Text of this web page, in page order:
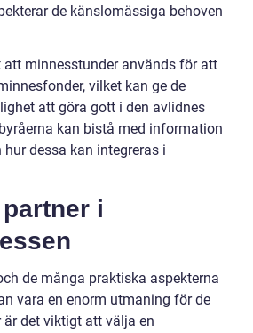
de känslomässiga behoven
att minnesstunder används för att
vilket kan ge de
att göra gott i den avlidnes
kan bistå med information
dessa kan integreras i
i
de många praktiska aspekterna
vara en enorm utmaning för de
det viktigt att välja en